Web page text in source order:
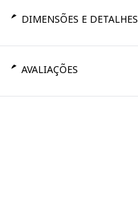
DIMENSÕES E DETALHES
AVALIAÇÕES